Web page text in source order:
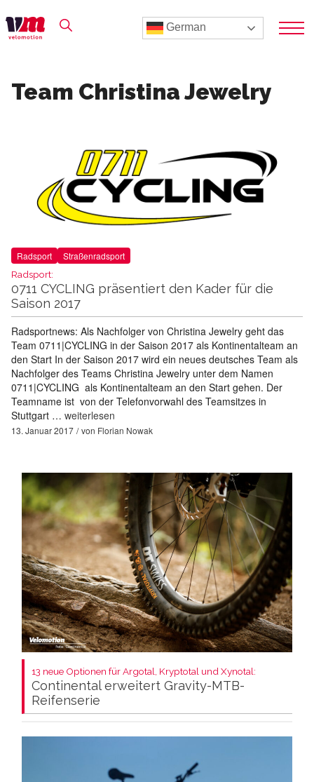
German
Team Christina Jewelry
Radsport Straßenradsport
Radsport:
0711 CYCLING präsentiert den Kader für die
Saison 2017
Radsportnews: Als Nachfolger von Christina Jewelry geht das
Team 0711|CYCLING in der Saison 2017 als Kontinentalteam an
den Start In der Saison 2017 wird ein neues deutsches Team als
Nachfolger des Teams Christina Jewelry unter dem Namen
0711|CYCLING als Kontinentalteam an den Start gehen. Der
Teamname ist von der Telefonvorwahl des Teamsitzes in
Stuttgart … weiterlesen
13. Januar 2017 von Florian Nowak
13 neue Optionen für Argotal, Kryptotal und Xynotal:
Continental erweitert Gravity-MTB-
Reifenserie